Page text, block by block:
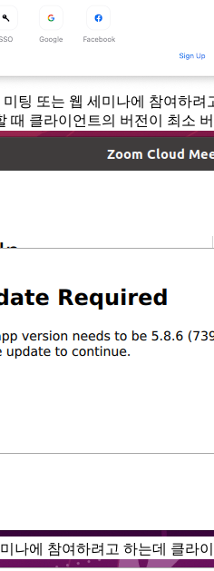
팅 또는 웹 세미나에 참여하
때 클라이언트의 버전이 최소
나에 참여하려고 하는데 클라